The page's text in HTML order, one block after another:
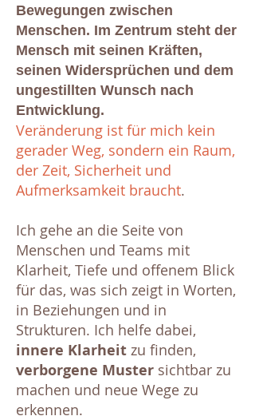
Bewegungen zwischen
Menschen. Im Zentrum steht der
Mensch mit seinen Kräften,
seinen Widersprüchen und dem
ungestillten Wunsch nach
Entwicklung.
Veränderung ist für mich kein
gerader Weg, sondern ein Raum,
der Zeit, Sicherheit und
Aufmerksamkeit braucht.
Ich gehe an die Seite von
Menschen und Teams mit
Klarheit, Tiefe und offenem Blick
für das, was sich zeigt in Worten,
in Beziehungen und in
Strukturen. Ich helfe dabei,
innere Klarheit zu finden,
verborgene Muster sichtbar zu
machen und neue Wege zu
erkennen.